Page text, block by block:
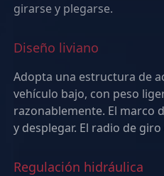
girarse y plegarse.
Diseño liviano
Adopta una estructura de
vehículo bajo, con peso ligero. El volumen está
razonablemente. El marco
Regulación hidráulica